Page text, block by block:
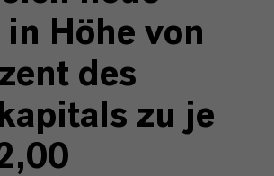
Höhe von
des
zu je